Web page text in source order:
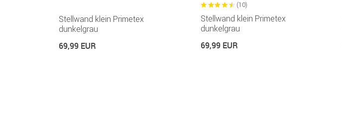
Stellwand klein Primetex
dunkelgrau
69,99 EUR
(10)
Stellwand klein Primetex
dunkelgrau
69,99 EUR